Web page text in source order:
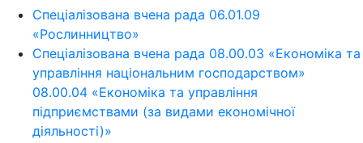
Спеціалізована вчена рада 06.01.09
«Рослинництво»
Спеціалізована вчена рада 08.00.03 «Економіка та
управління національним господарством»
08.00.04 «Економіка та управління
підприємствами (за видами економічної
діяльності)»